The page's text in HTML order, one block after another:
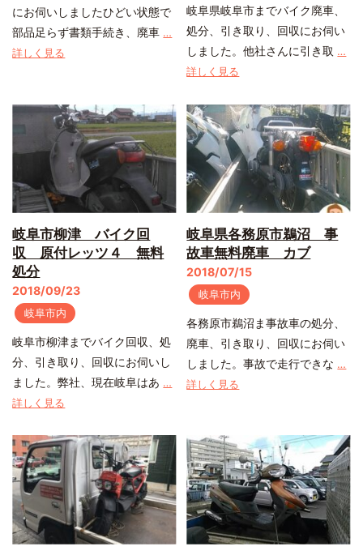
にお伺いしましたひどい状態で
部品足らず書類手続き、廃車 …
詳しく見る
岐阜県岐阜市までバイク廃車、
処分、引き取り、回収にお伺い
しました。他社さんに引き取 …
詳しく見る
岐阜市柳津 バイク回
収 原付レッツ４ 無料
処分
2018/09/23
岐阜市内
岐阜市柳津までバイク回収、処
分、引き取り、回収にお伺いし
ました。弊社、現在岐阜はあ …
詳しく見る
岐阜県各務原市鵜沼 事
故車無料廃車 カブ
2018/07/15
岐阜市内
各務原市鵜沼ま事故車の処分、
廃車、引き取り、回収にお伺い
しました。事故で走行できな …
詳しく見る